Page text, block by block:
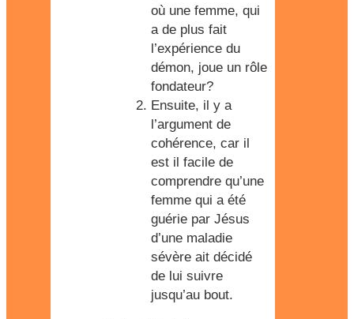
où une femme, qui
a de plus fait
l’expérience du
démon, joue un rôle
fondateur?
Ensuite, il y a
l’argument de
cohérence, car il
est il facile de
comprendre qu’une
femme qui a été
guérie par Jésus
d’une maladie
sévère ait décidé
de lui suivre
jusqu’au bout.